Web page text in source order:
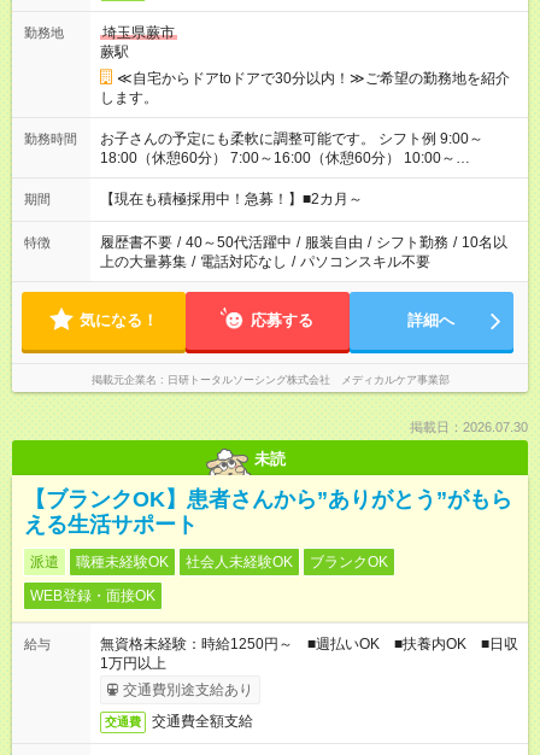
勤務地
埼玉県蕨市
蕨駅
≪自宅からドアtoドアで30分以内！≫ご希望の勤務地を紹介
します。
勤務時間
お子さんの予定にも柔軟に調整可能です。 シフト例 9:00～
18:00（休憩60分） 7:00～16:00（休憩60分） 10:00～
19:00（休憩60分） ※Wワーク希望の方へ 今ご覧のお仕事で希
望する勤務時間と、もう1つのお仕事の勤務時間の合計が 週40
期間 【現在も積極採用中！急募！】■2カ月～
特徴 履歴書不要 / 40～50代活躍中 / 服装自由 / シフト勤務 / 10名以
上の大量募集 / 電話対応なし / パソコンスキル不要
気になる！ 応募する 詳細へ
掲載元企業名 日研トータルソーシング株式会社 メディカルケア事業部
掲載日：2026.07.30
未読
【ブランクOK】患者さんから”ありがとう”がもら
える生活サポート
派遣 職種未経験OK 社会人未経験OK
ブランクOK
WEB登録・面接OK
給与
無資格未経験：時給1250円～ ■週払いOK ■扶養内OK ■日収
1万円以上
交通費別途支給あり
交通費 交通費全額支給